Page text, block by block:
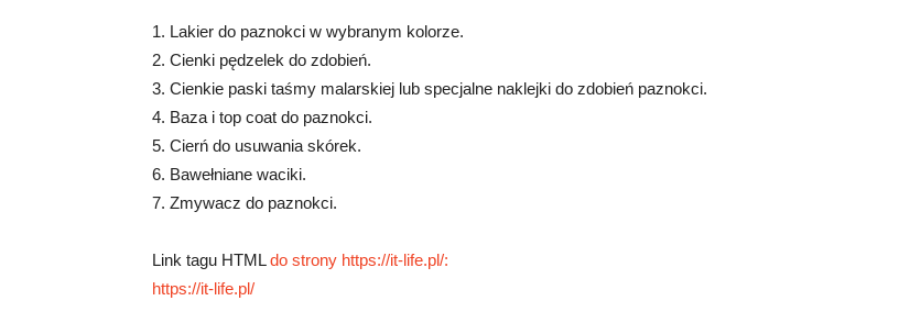
1. Lakier do paznokci w wybranym kolorze.
2. Cienki pędzelek do zdobień.
3. Cienkie paski taśmy malarskiej lub specjalne naklejki do zdobień paznokci.
4. Baza i top coat do paznokci.
5. Cierń do usuwania skórek.
6. Bawełniane waciki.
7. Zmywacz do paznokci.
Link tagu HTMLdo strony https://it-life.pl/:
https://it-life.pl/